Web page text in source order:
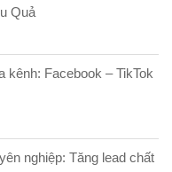
Quả
kênh: Facebook – TikTok
nghiệp: Tăng lead chất